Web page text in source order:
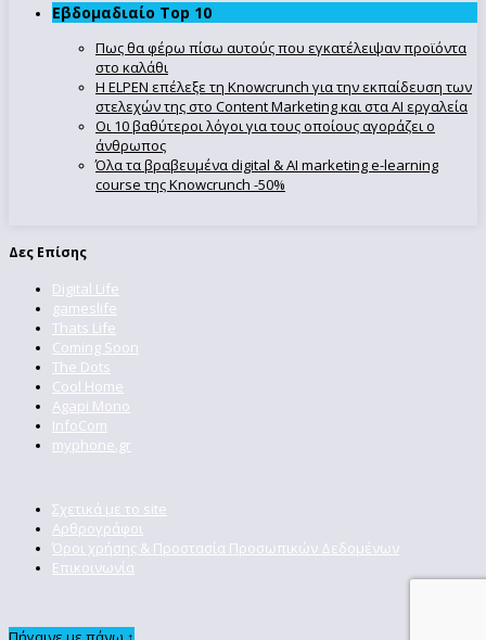
Εβδομαδιαίο Top 10
Πως θα φέρω πίσω αυτούς που εγκατέλειψαν προϊόντα
στο καλάθι
Η ELPEN επέλεξε τη Knowcrunch για την εκπαίδευση των
στελεχών της στο Content Marketing και στα AI εργαλεία
Οι 10 βαθύτεροι λόγοι για τους οποίους αγοράζει ο
άνθρωπος
Όλα τα βραβευμένα digital & AI marketing e-learning
course της Knowcrunch -50%
Δες Επίσης
Digital Life
gameslife
Thats Life
Coming Soon
The Dots
Cool Home
Agapi Mono
InfoCom
myphone.gr
Σχετικά με το site
Αρθρογράφοι
Όροι χρήσης & Προστασία Προσωπικών Δεδομένων
Επικοινωνία